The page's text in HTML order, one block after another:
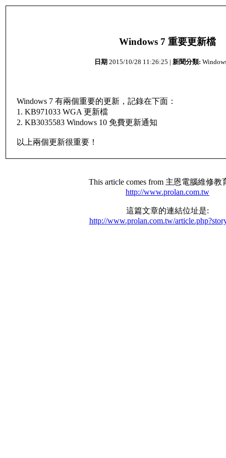
Windows 7 重要更新檔
日期 2015/10/28 11:26:25 | 新聞分類:
Windows 7 有兩個重要的更新，記錄在下面：
1. KB971033 WGA 更新檔
2. KB3035583 Windows 10 免費更新通知
以上兩個更新很重要！
This article comes from 主恩電腦維修教
http://www.prolan.com.tw
這篇文章的連結位址是:
http://www.prolan.com.tw/